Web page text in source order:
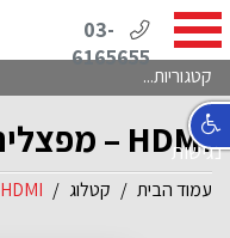
03-
6165655
קטגוריות...
HDMI – מפצלים, בוררים וממירים
עמוד הבית קטלוג HDMI – מפצלים, בוררים וממירים
נגישות